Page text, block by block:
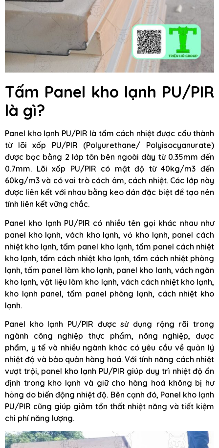
Tấm Panel kho lạnh PU/PIR
là gì?
Panel kho lạnh PU/PIR là tấm cách nhiệt được cấu thành
từ lõi xốp PU/PIR (Polyurethane/ Polyisocyanurate)
được bọc bằng 2 lớp tôn bên ngoài dày từ 0.35mm đến
0.7mm. Lõi xốp PU/PIR có mật độ từ 40kg/m3 đến
60kg/m3 và có vai trò cách âm, cách nhiệt. Các lớp này
được liên kết với nhau bằng keo dán đặc biệt để tạo nên
tính liên kết vững chắc.
Panel kho lạnh PU/PIR có nhiều tên gọi khác nhau như
panel kho lạnh, vách kho lạnh, vỏ kho lạnh, panel cách
nhiệt kho lạnh, tấm panel kho lạnh, tấm panel cách nhiệt
kho lạnh, tấm cách nhiệt kho lạnh, tấm cách nhiệt phòng
lạnh, tấm panel làm kho lạnh, panel kho lanh, vách ngăn
kho lạnh, vật liệu làm kho lạnh, vách cách nhiệt kho lạnh,
kho lạnh panel, tấm panel phòng lạnh, cách nhiệt kho
lạnh.
Panel kho lạnh PU/PIR được sử dụng rộng rãi trong
ngành công nghiệp thực phẩm, nông nghiệp, dược
phẩm, y tế và nhiều ngành khác có yêu cầu về quản lý
nhiệt độ và bảo quản hàng hoá. Với tính năng cách nhiệt
vượt trội, panel kho lạnh PU/PIR giúp duy trì nhiệt độ ổn
định trong kho lạnh và giữ cho hàng hoá không bị hư
hỏng do biến động nhiệt độ. Bên cạnh đó, Panel kho lạnh
PU/PIR cũng giúp giảm tổn thất nhiệt năng và tiết kiệm
chi phí năng lượng.